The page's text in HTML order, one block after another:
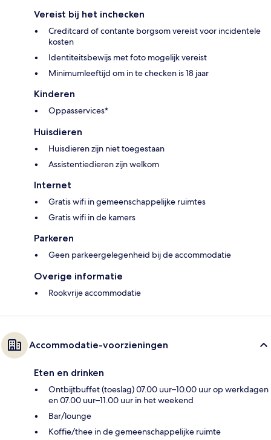
Vereist bij het inchecken
Creditcard of contante borgsom vereist voor incidentele
kosten
Identiteitsbewijs met foto mogelijk vereist
Minimumleeftijd om in te checken is 18 jaar
Kinderen
Oppasservices*
Huisdieren
Huisdieren zijn niet toegestaan
Assistentiedieren zijn welkom
Internet
Gratis wifi in gemeenschappelijke ruimtes
Gratis wifi in de kamers
Parkeren
Geen parkeergelegenheid bij de accommodatie
Overige informatie
Rookvrije accommodatie
Accommodatie-voorzieningen
Eten en drinken
Ontbijtbuffet (toeslag) 07.00 uur–10.00 uur op werkdagen
en 07.00 uur–11.00 uur in het weekend
Bar/lounge
Koffie/thee in de gemeenschappelijke ruimte